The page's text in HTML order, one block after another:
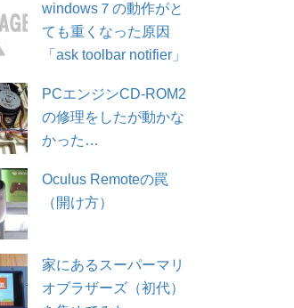
windows７の動作がと
ても重くなった原因
「ask toolbar notifier」
PCエンジンCD-ROM2
の修理をしたが動かな
かった…
Oculus Remoteの罠
（開け方）
家にあるスーパーマリ
オブラザーズ（初代）